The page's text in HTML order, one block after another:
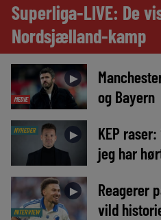
Superliga-LIVE: De
Nordsjælland-kamp
MEDIE
►
og Bayern
NYHEDER ►
KEP
jeg har
INTERVIEW
►
Reagerer
vild